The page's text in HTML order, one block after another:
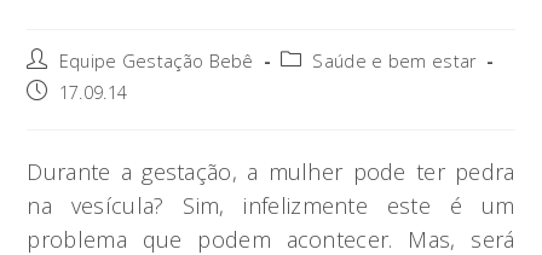
Post
author:
Equipe Gestação Bebê
PostSaúde e bem estar
Post17.09.14
Durante a gestação, a mulher pode ter pedra
na vesícula? Sim, infelizmente este é um
problema que podem acontecer. Mas, será